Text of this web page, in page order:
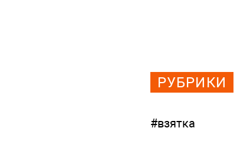
РУБРИКИ
#взятка